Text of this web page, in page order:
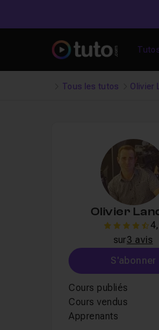
Tous les tutos Olivier
Olivier
4.4
sur3 avis
S'abonner
Cours publiés
Cours vendus
Apprenants